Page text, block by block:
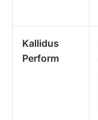
Kallidus
Perform